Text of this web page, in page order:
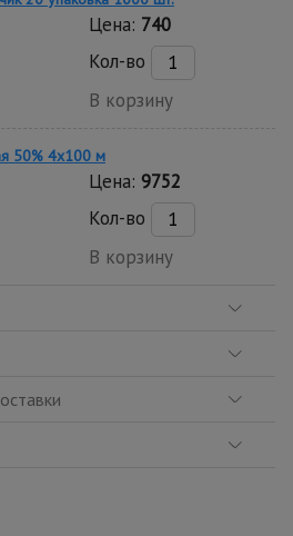
Цена: 740
Кол-во
В корзину
50% 4х100 м
Цена: 9752
Кол-во
В корзину